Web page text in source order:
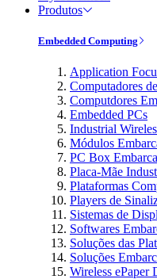
Produtos
Embedded Computing
Application
Computadores
Computdores
Embedded PCs
Industrial
Módulos
PC Box
Placa-Mãe
Plataformas
Players de
Sistemas de
Softwares
Soluções das
Soluções
Wireless ePaper